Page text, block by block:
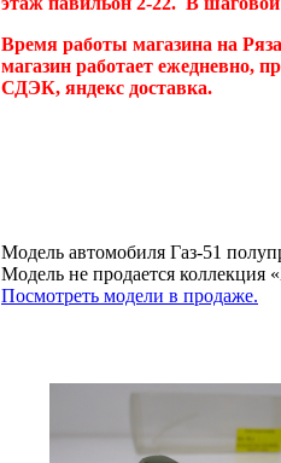
Время работы магазина на
магазин работает ежедневно,
СДЭК, яндекс доставка.
Модель автомобиля Газ-51
Модель не продается
Посмотреть модели в продаже.